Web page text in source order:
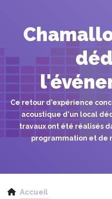
Ce retour d'expérience
acoustique d'un local
travaux ont été réalisés
programmation et de
Accueil